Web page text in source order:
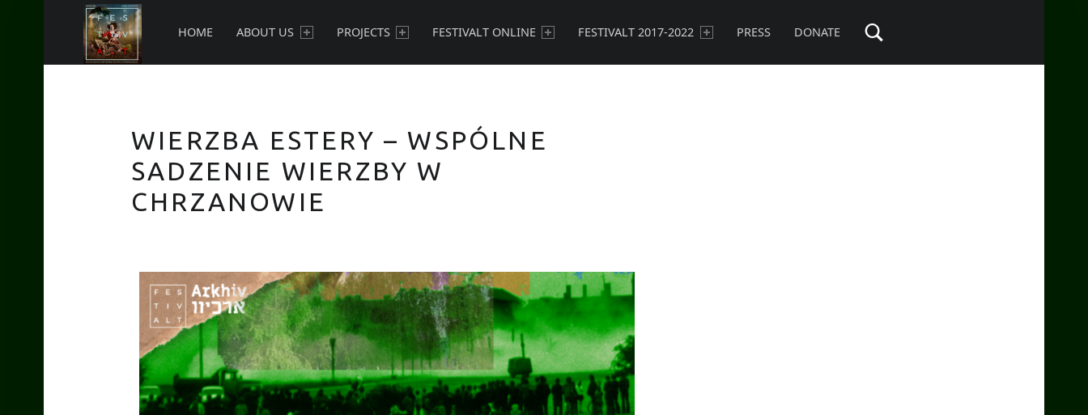
New currents in contemporary Jewish art. HOME ABOUT US PROJECTS FESTIVALT ONLINE FESTIVALT 2017-2022 PRESS DONATE
WIERZBA ESTERY – WSPÓLNE
SADZENIE WIERZBY W
CHRZANOWIE